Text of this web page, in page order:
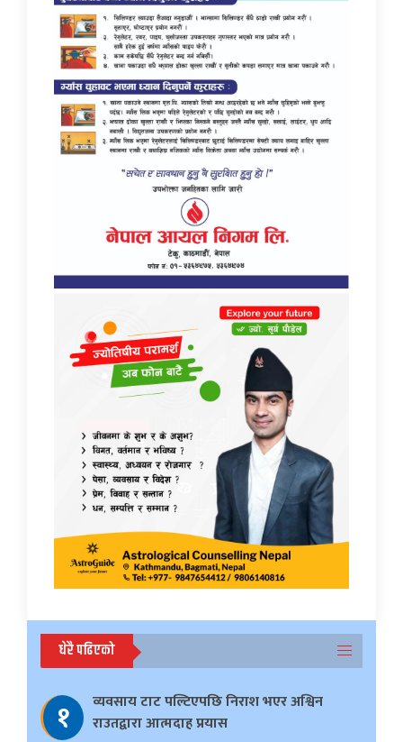
धेरै पढिएको
१
व्यवसाय टाट पल्टिएपछि निराश भएर अश्विन
राउतद्वारा आत्मदाह प्रयास